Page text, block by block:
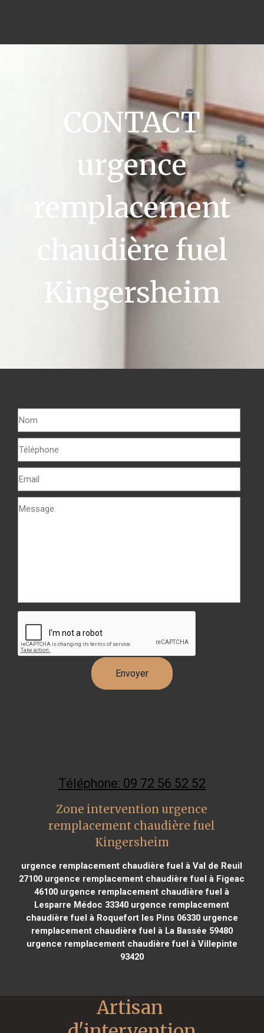
CONTACT
urgence
remplacement
chaudière fuel
Kingersheim
Téléphone: 09 72 56 52 52
Zone intervention urgence
remplacement chaudière fuel
Kingersheim
urgence remplacement chaudière fuel à Val de Reuil
27100 urgence remplacement chaudière fuel à Figeac
46100 urgence remplacement chaudière fuel à
Lesparre Médoc 33340 urgence remplacement
chaudière fuel à Roquefort les Pins 06330urgence
remplacement chaudière fuel à La Bassée 59480
urgence remplacement chaudière fuel à Villepinte
93420
Artisan